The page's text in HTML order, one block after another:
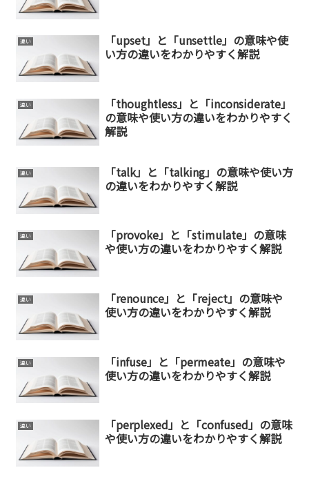
違い
「upset」と「unsettle」の意味や使
い方の違いをわかりやすく解説
違い
「thoughtless」と「inconsiderate」
の意味や使い方の違いをわかりやすく
解説
違い
「talk」と「talking」の意味や使い方
の違いをわかりやすく解説
違い
「provoke」と「stimulate」の意味
や使い方の違いをわかりやすく解説
違い
「renounce」と「reject」の意味や
使い方の違いをわかりやすく解説
違い
「infuse」と「permeate」の意味や
使い方の違いをわかりやすく解説
違い
「perplexed」と「confused」の意味
や使い方の違いをわかりやすく解説